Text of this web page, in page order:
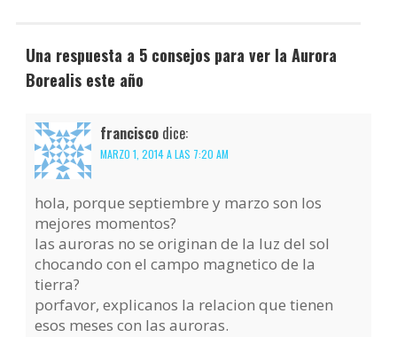
Una respuesta a 5 consejos para ver la Aurora
Borealis este año
francisco dice:
MARZO 1, 2014 A LAS 7:20 AM
hola, porque septiembre y marzo son los
mejores momentos?
las auroras no se originan de la luz del sol
chocando con el campo magnetico de la
tierra?
porfavor, explicanos la relacion que tienen
esos meses con las auroras.